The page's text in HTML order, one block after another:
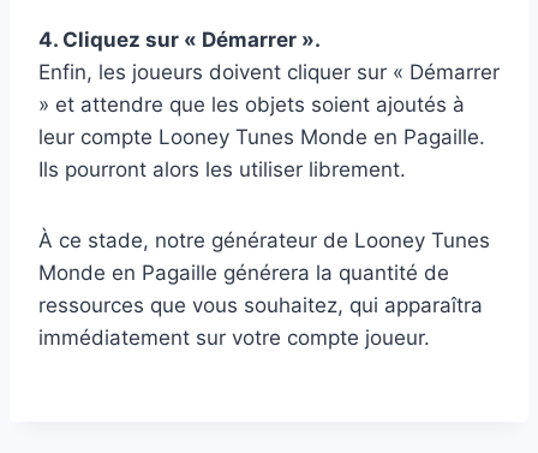
4. Cliquez sur « Démarrer ».
Enfin, les joueurs doivent cliquer sur « Démarrer
» et attendre que les objets soient ajoutés à
leur compte Looney Tunes Monde en Pagaille.
Ils pourront alors les utiliser librement.
À ce stade, notre générateur de Looney Tunes
Monde en Pagaille générera la quantité de
ressources que vous souhaitez, qui apparaîtra
immédiatement sur votre compte joueur.